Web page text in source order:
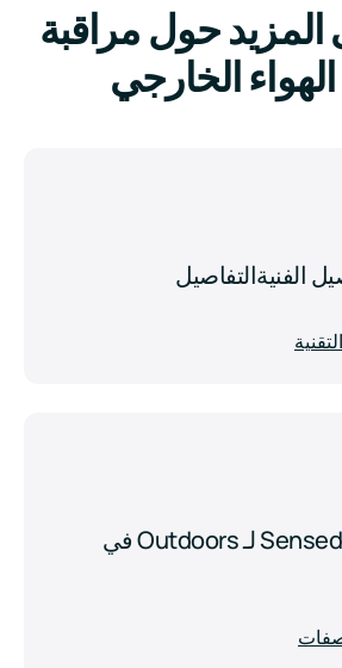
حول مراقبة
الخارجي
الفنيةالتفاصيل
لتحديد Sensedge Mini لـ Outdoors في